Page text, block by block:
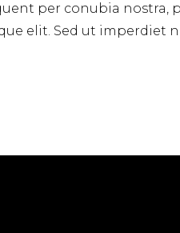
per conubia
elit. Sed ut imperdiet